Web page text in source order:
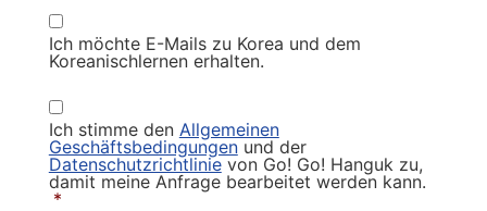
Newsletter
Ich möchte E-Mails zu Korea und dem
Koreanischlernen erhalten.
Privacy
Policy *
Ich stimme den Allgemeinen
Geschäftsbedingungenund der
Datenschutzrichtlinievon Go! Go! Hanguk zu,
damit meine Anfrage bearbeitet werden kann.
*